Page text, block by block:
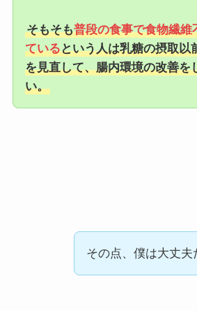
そもそも普段の食事で食物繊維
ているという人は乳糖の摂取以
を見直して、腸内環境の改善を
い。
その点、僕は大丈夫